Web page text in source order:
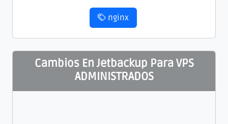
nginx
Cambios En Jetbackup Para VPS
ADMINISTRADOS